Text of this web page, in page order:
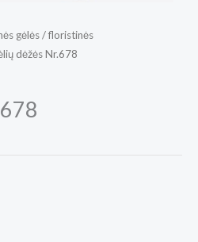
gėlės / floristinės
dėžės Nr.678